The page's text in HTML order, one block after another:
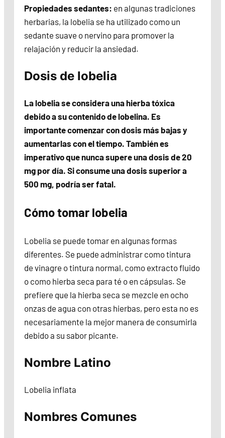
Propiedades sedantes: en algunas tradiciones
herbarias, la lobelia se ha utilizado como un
sedante suave o nervino para promover la
relajación y reducir la ansiedad.
Dosis de lobelia
La lobelia se considera una hierba tóxica
debido a su contenido de lobelina. Es
importante comenzar con dosis más bajas y
aumentarlas con el tiempo. También es
imperativo que nunca supere una dosis de 20
mg por día. Si consume una dosis superior a
500 mg, podría ser fatal.
Cómo tomar lobelia
Lobelia se puede tomar en algunas formas
diferentes. Se puede administrar como tintura
de vinagre o tintura normal, como extracto fluido
o como hierba seca para té o en cápsulas. Se
prefiere que la hierba seca se mezcle en ocho
onzas de agua con otras hierbas, pero esta no es
necesariamente la mejor manera de consumirla
debido a su sabor picante.
Nombre Latino
Lobelia inflata
Nombres Comunes